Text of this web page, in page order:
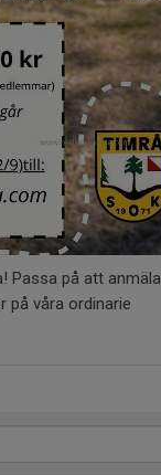
Passa på att anmäla
på våra ordinarie